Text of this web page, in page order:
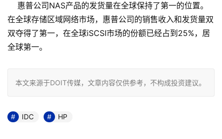
惠普公司NAS产品的发货量在全球保持了第一的位置。
在全球存储区域网络市场，惠普公司的销售收入和发货量双
双夺得了第一，在全球iSCSI市场的份额已经占到25%，居
全球第一。
本文来源于DOIT传媒，文章内容仅供参考，不构成投资建议。
IDC HP